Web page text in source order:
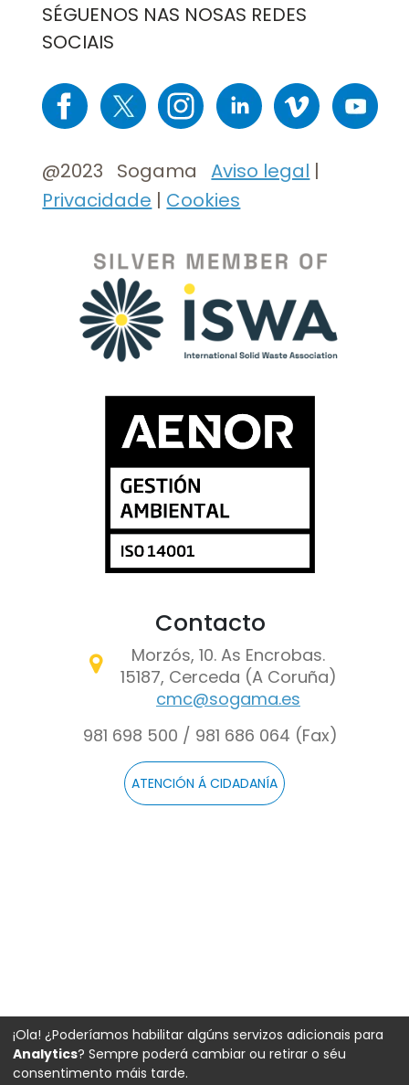
SÉGUENOS NAS NOSAS REDES
SOCIAIS
Imaxe Imaxe Imaxe Imaxe Imaxe Imaxe
@2023 SogamaAviso legal |
Privacidade | Cookies
Contacto
Morzós, 10. As Encrobas.
15187, Cerceda (A Coruña)
cmc@sogama.es
981 698 500 / 981 686 064 (Fax)
ATENCIÓN Á CIDADANÍA
¡Ola! ¿Poderíamos habilitar algúns servizos adicionais para
Analytics? Sempre poderá cambiar ou retirar o séu
consentimento máis tarde.